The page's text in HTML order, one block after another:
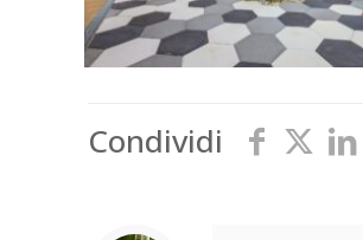
Condividi